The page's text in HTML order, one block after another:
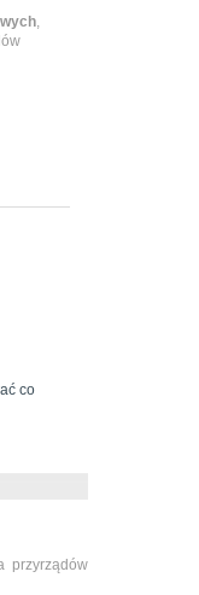
,
co
przyrządów